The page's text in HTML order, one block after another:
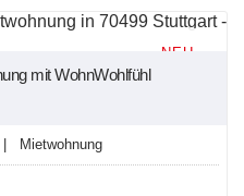
NEU
mit WohnWohlfühl
| Mietwohnung